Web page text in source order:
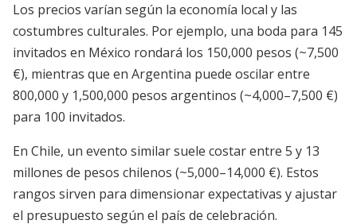
Los precios varían según la economía local y las
costumbres culturales. Por ejemplo, una boda para 145
invitados en México rondará los 150,000 pesos (~7,500
€), mientras que en Argentina puede oscilar entre
800,000 y 1,500,000 pesos argentinos (~4,000–7,500 €)
para 100 invitados.
En Chile, un evento similar suele costar entre 5 y 13
millones de pesos chilenos (~5,000–14,000 €). Estos
rangos sirven para dimensionar expectativas y ajustar
el presupuesto según el país de celebración.